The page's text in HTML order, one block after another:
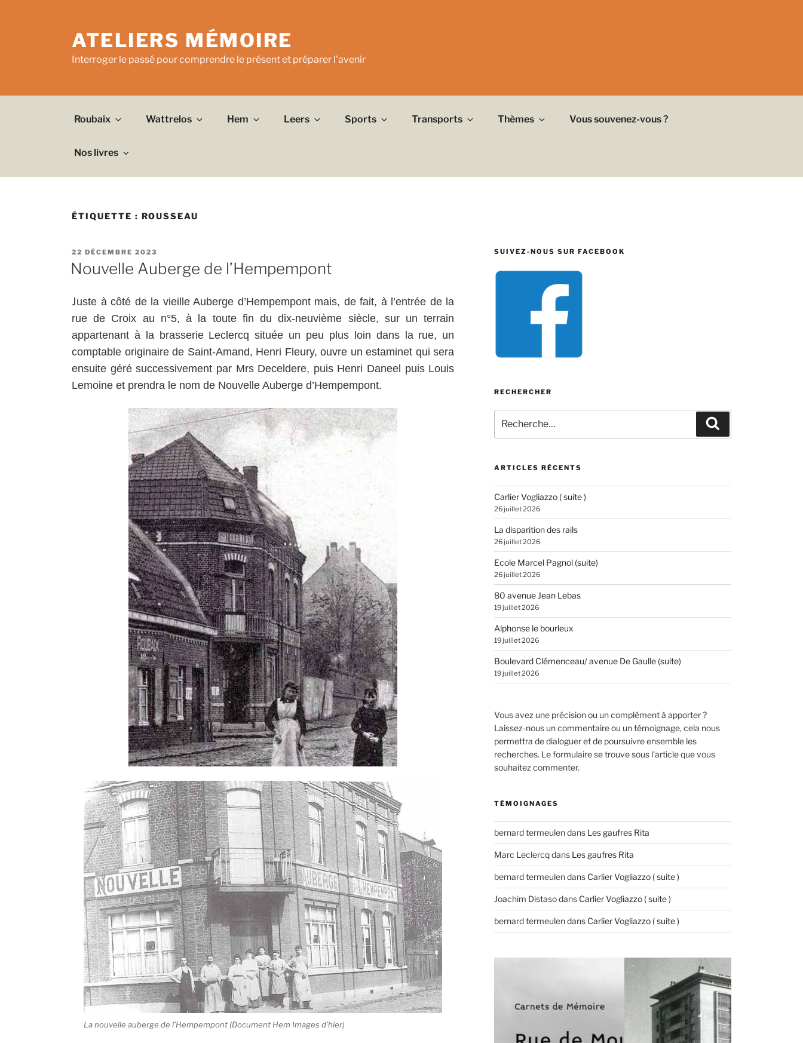
ATELIERS MÉMOIRE
Interroger le passé pour comprendre le présent et préparer l'avenir
Roubaix Wattrelos Hem Leers Sports Transports Thèmes Vous souvenez-vous ?
Nos livres
ÉTIQUETTE : ROUSSEAU
PUBLIÉ
LE
22 DÉCEMBRE 2023
Nouvelle Auberge de l’Hempempont
Juste à côté de la vieille Auberge d’Hempempont mais, de fait, à l’entrée de la
rue de Croix au n°5, à la toute fin du dix-neuvième siècle, sur un terrain
appartenant à la brasserie Leclercq située un peu plus loin dans la rue, un
comptable originaire de Saint-Amand, Henri Fleury, ouvre un estaminet qui sera
ensuite géré successivement par Mrs Deceldere, puis Henri Daneel puis Louis
Lemoine et prendra le nom de Nouvelle Auberge d’Hempempont.
La nouvelle auberge de l’Hempempont (Document Hem Images d’hier)
SUIVEZ-NOUS SUR FACEBOOK
RECHERCHER
pour
:
ARTICLES RÉCENTS
Carlier Vogliazzo ( suite )
26 juillet 2026
La disparition des rails
26 juillet 2026
Ecole Marcel Pagnol (suite)
26 juillet 2026
80 avenue Jean Lebas
19 juillet 2026
Alphonse le bourleux
19 juillet 2026
Boulevard Clémenceau/ avenue De Gaulle (suite)
19 juillet 2026
Vous avez une précision ou un complément à apporter ?
Laissez-nous un commentaire ou un témoignage, cela nous
permettra de dialoguer et de poursuivre ensemble les
recherches. Le formulaire se trouve sous l'article que vous
souhaitez commenter.
TÉMOIGNAGES
bernard termeulendans Les gaufres Rita
Marc Leclercqdans Les gaufres Rita
bernard termeulendans Carlier Vogliazzo ( suite )
Joachim Distasodans Carlier Vogliazzo ( suite )
bernard termeulendans Carlier Vogliazzo ( suite )